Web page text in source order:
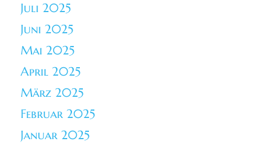
Juli 2025
Juni 2025
Mai 2025
April 2025
März 2025
Februar 2025
Januar 2025